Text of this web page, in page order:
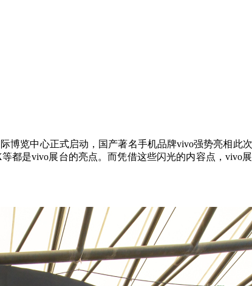
博览中心正式启动，国产著名手机品牌vivo强势亮相此
都是vivo展台的亮点。而凭借这些闪光的内容点，vivo